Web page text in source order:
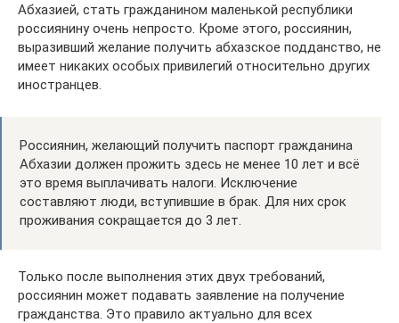
Абхазией, стать гражданином маленькой республики
россиянину очень непросто. Кроме этого, россиянин,
выразивший желание получить абхазское подданство, не
имеет никаких особых привилегий относительно других
иностранцев.
Россиянин, желающий получить паспорт гражданина
Абхазии должен прожить здесь не менее 10 лет и всё
это время выплачивать налоги. Исключение
составляют люди, вступившие в брак. Для них срок
проживания сокращается до 3 лет.
Только после выполнения этих двух требований,
россиянин может подавать заявление на получение
гражданства. Это правило актуально для всех